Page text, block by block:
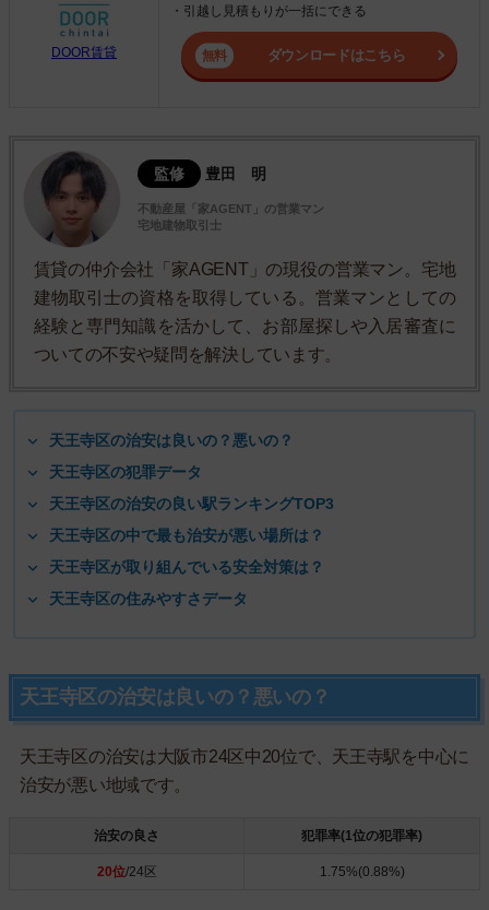
DOOR賃貸
・引越し見積もりが一括にできる
ダウンロードはこちら
監修 豊田 明
不動産屋「家AGENT」の営業マン
宅地建物取引士
賃貸の仲介会社「家AGENT」の現役の営業マン。宅地
建物取引士の資格を取得している。営業マンとしての
経験と専門知識を活かして、お部屋探しや入居審査に
ついての不安や疑問を解決しています。
天王寺区の治安は良いの？悪いの？
天王寺区の犯罪データ
天王寺区の治安の良い駅ランキングTOP3
天王寺区の中で最も治安が悪い場所は？
天王寺区が取り組んでいる安全対策は？
天王寺区の住みやすさデータ
天王寺区の治安は良いの？悪いの？
天王寺区の治安は大阪市24区中20位で、天王寺駅を中心に
治安が悪い地域です。
治安の良さ 犯罪率(1位の犯罪率)
20位/24区 1.75%(0.88%)